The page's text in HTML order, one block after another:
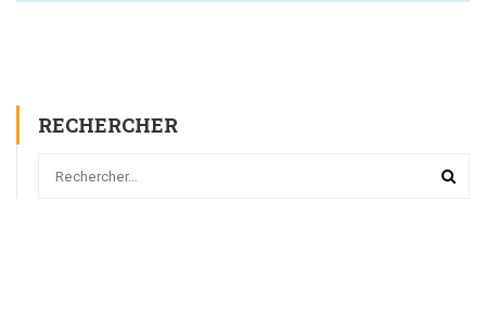
RECHERCHER